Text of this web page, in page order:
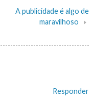
A publicidade é algo de
maravilhoso
Responder